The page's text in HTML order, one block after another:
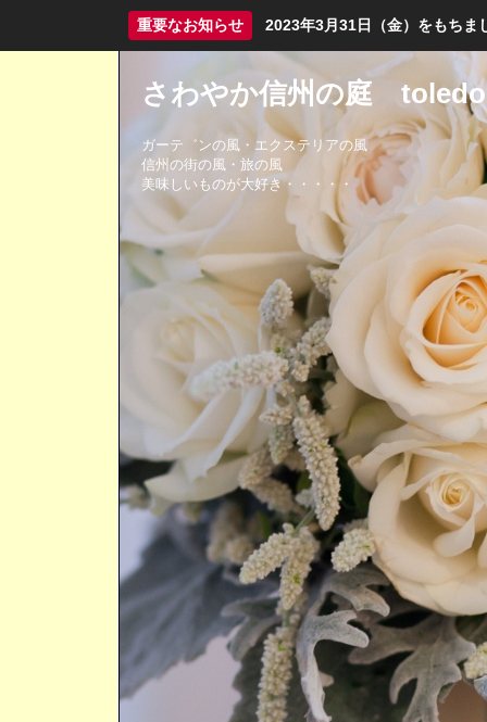
重要なお知らせ 2023年3月31日（金）をもちま
さわやか信州の庭 toledo
ガーテ゛ンの風・エクステリアの風
信州の街の風・旅の風
美味しいものが大好き・・・・・